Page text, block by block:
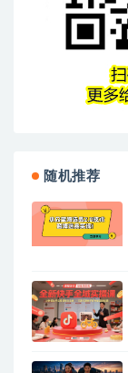
随机推荐